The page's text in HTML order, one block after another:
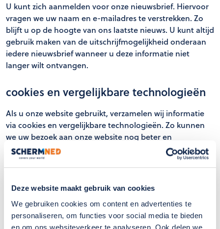
Deze website maakt gebruik van cookies
We gebruiken cookies om content en advertenties te
personaliseren, om functies voor social media te bieden
en om ons websiteverkeer te analyseren. Ook delen we
U kunt zich aanmelden voor onze nieuwsbrief. Hiervoor
vragen we uw naam en e-mailadres te verstrekken. Zo
blijft u op de hoogte van ons laatste nieuws. U kunt altijd
gebruik maken van de uitschrijfmogelijkheid onderaan
iedere nieuwsbrief wanneer u deze informatie niet
langer wilt ontvangen.
cookies en vergelijkbare technologieën
Als u onze website gebruikt, verzamelen wij informatie
via cookies en vergelijkbare technologieën. Zo kunnen
we uw bezoek aan onze website nog beter en
persoonlijker maken. Lees voor meer informatie onze
cookieverklaring.
service verzoek
Wanneer u een serviceverzoek heeft raden wij u aan om
ons vaste SchermNed nummer te bellen nadat onze